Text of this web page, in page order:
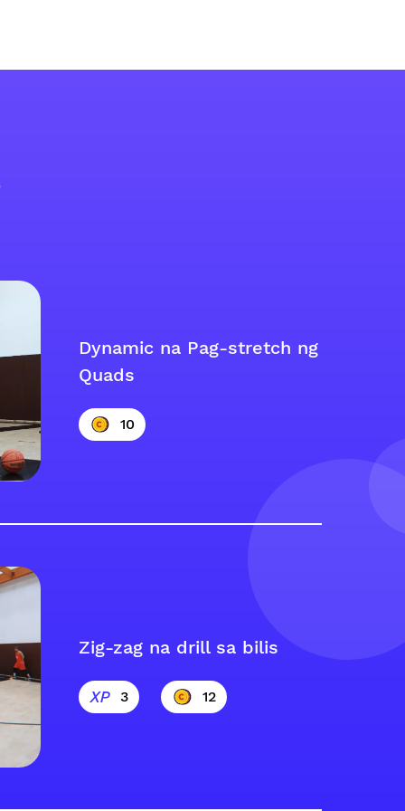
Dynamic na Pag-stretch ng
Quads
10
Zig-zag na drill sa bilis
3 12